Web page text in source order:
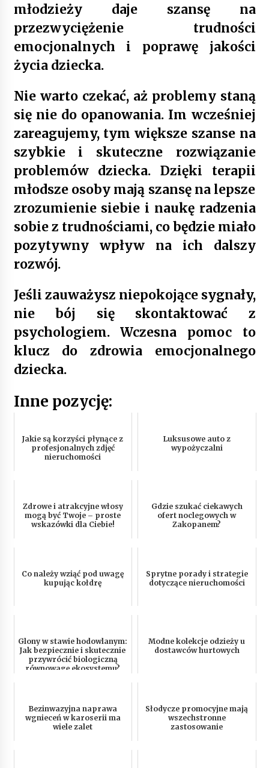
młodzieży daje szansę na
przezwyciężenie trudności
emocjonalnych i poprawę jakości
życia dziecka.
Nie warto czekać, aż problemy staną
się nie do opanowania. Im wcześniej
zareagujemy, tym większe szanse na
szybkie i skuteczne rozwiązanie
problemów dziecka. Dzięki terapii
młodsze osoby mają szansę na lepsze
zrozumienie siebie i naukę radzenia
sobie z trudnościami, co będzie miało
pozytywny wpływ na ich dalszy
rozwój.
Jeśli zauważysz niepokojące sygnały,
nie bój się skontaktować z
psychologiem. Wczesna pomoc to
klucz do zdrowia emocjonalnego
dziecka.
Inne pozycję:
Jakie są korzyści płynące z
profesjonalnych zdjęć
nieruchomości
Luksusowe auto z
wypożyczalni
Zdrowe i atrakcyjne włosy
mogą być Twoje – proste
wskazówki dla Ciebie!
Gdzie szukać ciekawych
ofert noclegowych w
Zakopanem?
Co należy wziąć pod uwagę
kupując kołdrę
Sprytne porady i strategie
dotyczące nieruchomości
Glony w stawie hodowlanym:
Jak bezpiecznie i skutecznie
przywrócić biologiczną
równowagę ekosystemu?
Modne kolekcje odzieży u
dostawców hurtowych
Bezinwazyjna naprawa
wgnieceń w karoserii ma
wiele zalet
Słodycze promocyjne mają
wszechstronne
zastosowanie